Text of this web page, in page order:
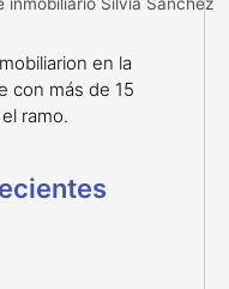
en la
con más de 15
ramo.